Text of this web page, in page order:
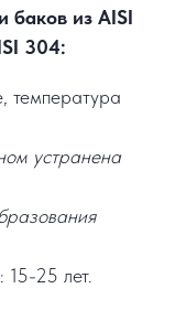
баков из AISI
304:
температура
устранена
15-25 лет.